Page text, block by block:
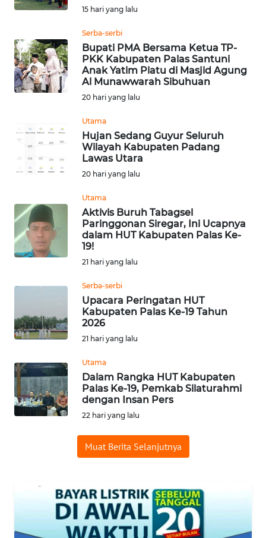
15 hari yang lalu
Serba-serbi
Bupati PMA Bersama Ketua TP-
PKK Kabupaten Palas Santuni
Anak Yatim Piatu di Masjid Agung
Al Munawwarah Sibuhuan
20 hari yang lalu
Utama
Hujan Sedang Guyur Seluruh
Wilayah Kabupaten Padang
Lawas Utara
20 hari yang lalu
Utama
Aktivis Buruh Tabagsel
Paringgonan Siregar, Ini Ucapnya
dalam HUT Kabupaten Palas Ke-
19!
21 hari yang lalu
Serba-serbi
Upacara Peringatan HUT
Kabupaten Palas Ke-19 Tahun
2026
21 hari yang lalu
Utama
Dalam Rangka HUT Kabupaten
Palas Ke-19, Pemkab Silaturahmi
dengan Insan Pers
22 hari yang lalu
Muat Berita Selanjutnya
WN
TAPANULI
UTARA
SAMOSIR
WN
PADANG
SUMEDANG
WN
KEPULAUAN
SERIBU
WN
TANGERANG
WN
BINJAI
INDRAMAYU